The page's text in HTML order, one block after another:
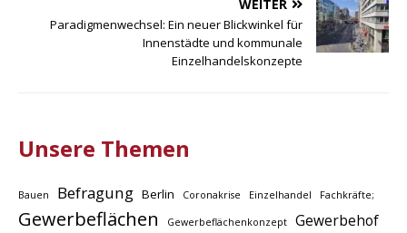
WEITER
Paradigmenwechsel: Ein neuer Blickwinkel für
Innenstädte und kommunale
Einzelhandelskonzepte
Unsere Themen
Bauen Befragung Berlin Coronakrise Einzelhandel Fachkräfte;
Gewerbeflächen Gewerbeflächenkonzept Gewerbehof